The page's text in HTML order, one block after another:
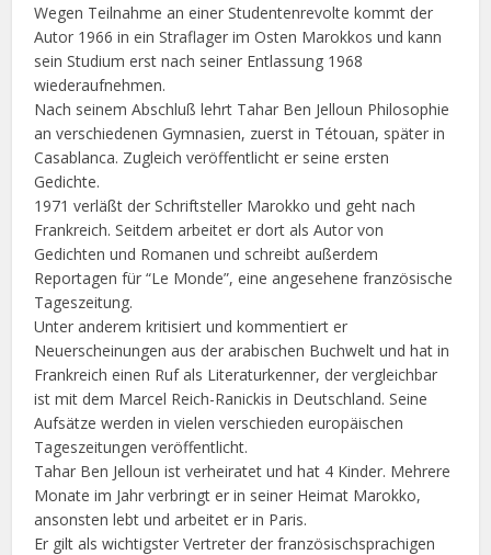
Wegen Teilnahme an einer Studentenrevolte kommt der
Autor 1966 in ein Straflager im Osten Marokkos und kann
sein Studium erst nach seiner Entlassung 1968
wiederaufnehmen.
Nach seinem Abschluß lehrt Tahar Ben Jelloun Philosophie
an verschiedenen Gymnasien, zuerst in Tétouan, später in
Casablanca. Zugleich veröffentlicht er seine ersten
Gedichte.
1971 verläßt der Schriftsteller Marokko und geht nach
Frankreich. Seitdem arbeitet er dort als Autor von
Gedichten und Romanen und schreibt außerdem
Reportagen für “Le Monde”, eine angesehene französische
Tageszeitung.
Unter anderem kritisiert und kommentiert er
Neuerscheinungen aus der arabischen Buchwelt und hat in
Frankreich einen Ruf als Literaturkenner, der vergleichbar
ist mit dem Marcel Reich-Ranickis in Deutschland. Seine
Aufsätze werden in vielen verschieden europäischen
Tageszeitungen veröffentlicht.
Tahar Ben Jelloun ist verheiratet und hat 4 Kinder. Mehrere
Monate im Jahr verbringt er in seiner Heimat Marokko,
ansonsten lebt und arbeitet er in Paris.
Er gilt als wichtigster Vertreter der französischsprachigen